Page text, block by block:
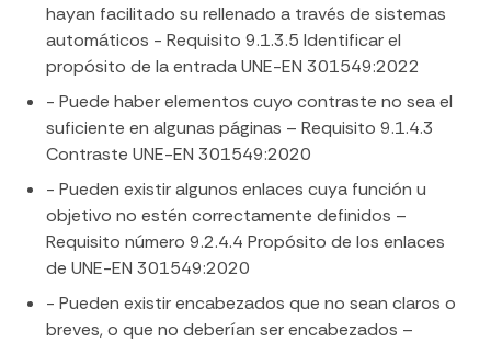
hayan facilitado su rellenado a través de sistemas
automáticos - Requisito 9.1.3.5 Identificar el
propósito de la entrada UNE-EN 301549:2022
- Puede haber elementos cuyo contraste no sea el
suficiente en algunas páginas – Requisito 9.1.4.3
Contraste UNE-EN 301549:2020
- Pueden existir algunos enlaces cuya función u
objetivo no estén correctamente definidos –
Requisito número 9.2.4.4 Propósito de los enlaces
de UNE-EN 301549:2020
- Pueden existir encabezados que no sean claros o
breves, o que no deberían ser encabezados –